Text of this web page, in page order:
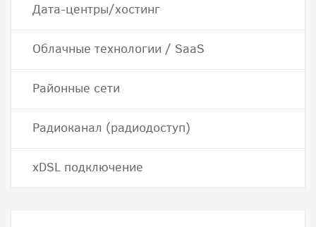
Дата-центры/хостинг
Облачные технологии / SaaS
Районные сети
Радиоканал (радиодоступ)
хDSL подключение